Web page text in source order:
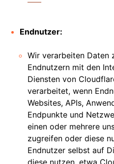
Endnutzer:
Wir verarbeiten Daten
Endnutzern mit den
Diensten von
verarbeitet, wenn
Websites, APIs,
Endpunkte und
einen oder mehrere
zugreifen oder diese
Endnutzer selbst auf
diese nutzen, etwa